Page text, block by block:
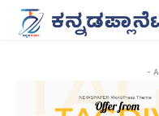
-